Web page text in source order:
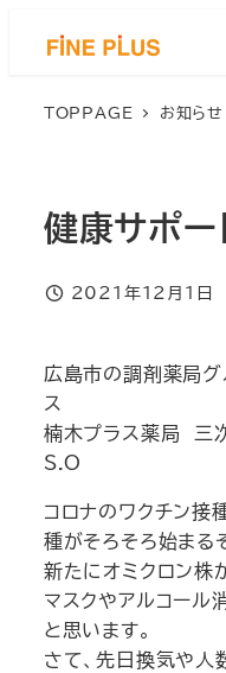
TOPPAGE お知らせ
健康サポー
投稿日
2021年12月1日
広島市の調剤薬局
ス
楠木プラス薬局 三
S.O
コロナのワクチン接
種がそろそろ始まる
新たにオミクロン株
マスクやアルコール
と思います。
さて、先日換気や人